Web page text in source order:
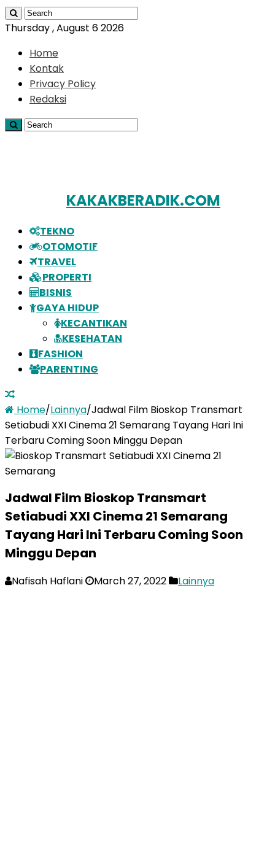
Thursday , August 6 2026
Home
Kontak
Privacy Policy
Redaksi
KAKAKBERADIK.COM
TEKNO
OTOMOTIF
TRAVEL
PROPERTI
BISNIS
GAYA HIDUP
KECANTIKAN
KESEHATAN
FASHION
PARENTING
Home/Lainnya/Jadwal Film Bioskop Transmart
Setiabudi XXI Cinema 21 Semarang Tayang Hari Ini
Terbaru Coming Soon Minggu Depan
Jadwal Film Bioskop Transmart
Setiabudi XXI Cinema 21 Semarang
Tayang Hari Ini Terbaru Coming Soon
Minggu Depan
Nafisah Haflani March 27, 2022 Lainnya